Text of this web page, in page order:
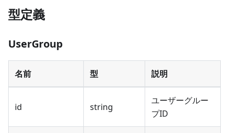
型定義
UserGroup
名前 型 説明
id string
ユーザーグルー
プID